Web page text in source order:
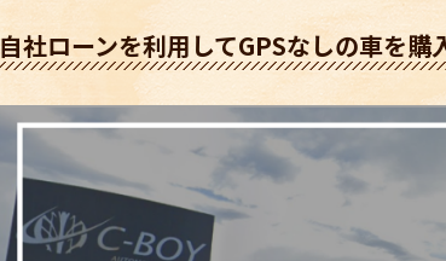
自社ローンを利用してGPSなしの車を購